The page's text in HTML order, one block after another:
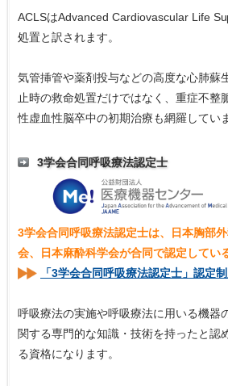
ACLSはAdvanced Cardiovascular Life
処置と訳されます。
気管挿管や薬剤投与などの高度な心肺蘇
止時の救命処置だけではなく、重症不整
性虚血性脳卒中の初期治療も網羅してい
3学会合同呼吸療法認定士
3学会合同呼吸療法認定士は、日本胸部
会、日本麻酔科学会が合同で認定してい
「3学会合同呼吸療法認定士」認定
呼吸療法の実施や呼吸療法に用いる機器
関する専門的な知識・技術を持ったと認
る資格になります。